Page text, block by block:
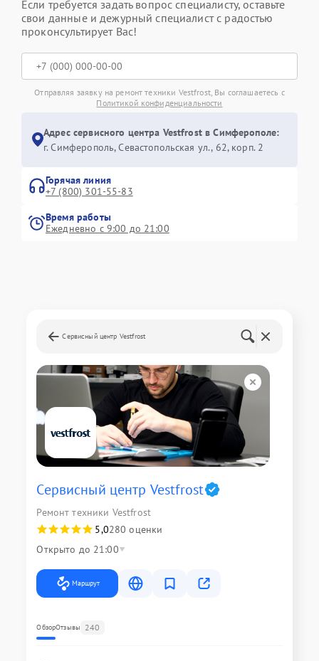
Если требуется задать вопрос специалисту, оставьте
свои данные и дежурный специалист с радостью
проконсультирует Вас!
Отправляя заявку на ремонт техники Vestfrost, Вы соглашаетесь с
Политикой конфиденциальности
Адрес сервисного центра Vestfrost в Симферополе:
г. Симферополь, Севастопольская ул., 62, корп. 2
Горячая линия
+7 (800) 301-55-83
Время работы
Ежедневно с 9:00 до 21:00
Сервисный центр Vestfrost
Сервисный центр Vestfrost
Ремонт техники Vestfrost
5,0280 оценки
Открыто до 21:00
Маршрут
ОбзорОтзывы 240